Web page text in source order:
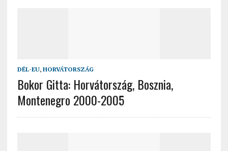
DÉL-EU, HORVÁTORSZÁG
Bokor Gitta: Horvátország, Bosznia,
Montenegro 2000-2005